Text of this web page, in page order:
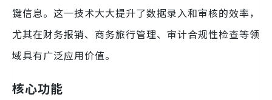
键信息。这一技术大大提升了数据录入和审核的效率，
尤其在财务报销、商务旅行管理、审计合规性检查等领
域具有广泛应用价值。
核心功能